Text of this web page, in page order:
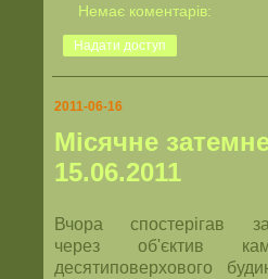
Немає коментарів:
Надати доступ
2011-06-16
Місячне
15.06.2011
Вчора спостерігав
через об'єктив
десятиповерхового